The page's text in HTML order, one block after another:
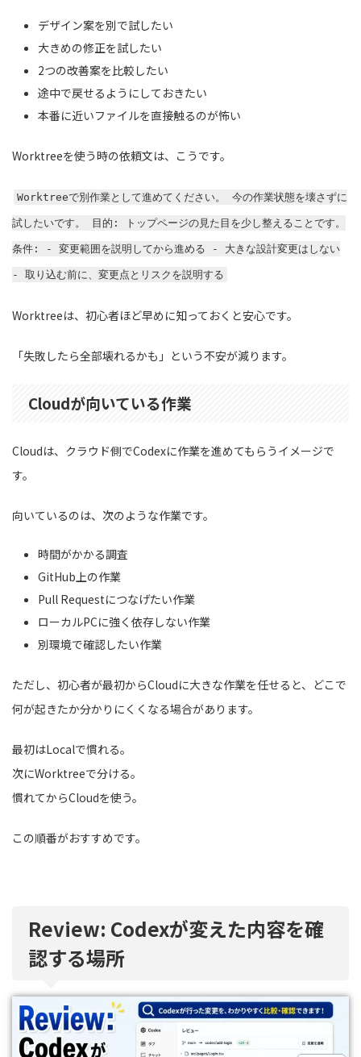
デザイン案を別で試したい
大きめの修正を試したい
2つの改善案を比較したい
途中で戻せるようにしておきたい
本番に近いファイルを直接触るのが怖い
Worktreeを使う時の依頼文は、こうです。
Worktreeで別作業として進めてください。 今の作業状態を壊さずに
試したいです。 目的: トップページの見た目を少し整えることです。
条件: - 変更範囲を説明してから進める - 大きな設計変更はしない
- 取り込む前に、変更点とリスクを説明する
Worktreeは、初心者ほど早めに知っておくと安心です。
「失敗したら全部壊れるかも」という不安が減ります。
Cloudが向いている作業
Cloudは、クラウド側でCodexに作業を進めてもらうイメージで
す。
向いているのは、次のような作業です。
時間がかかる調査
GitHub上の作業
Pull Requestにつなげたい作業
ローカルPCに強く依存しない作業
別環境で確認したい作業
ただし、初心者が最初からCloudに大きな作業を任せると、どこで
何が起きたか分かりにくくなる場合があります。
最初はLocalで慣れる。
次にWorktreeで分ける。
慣れてからCloudを使う。
この順番がおすすめです。
Review: Codexが変えた内容を確
認する場所